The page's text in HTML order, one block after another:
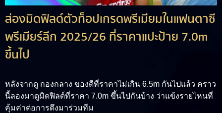
ส่องมิดฟิลด์ตัวท็อปเกรดพรีเมียมในแฟนตาซี
พรีเมียร์ลีก 2025/26 ที่ราคาแปะป้าย 7.0m
ขึ้นไป
หลังจากดู กองกลาง ของดีที่ราคาไม่เกิน 6.5m กันไปแล้ว คราว
นี้ลองมาดูมิดฟิลด์ที่ราคา 7.0m ขึ้นไปกันบ้าง ว่าแข้งรายไหนที่
คุ้มค่าต่อการดึงมาร่วมทีม